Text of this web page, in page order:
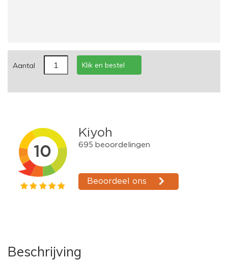
Aantal Klik en bestel
Beschrijving